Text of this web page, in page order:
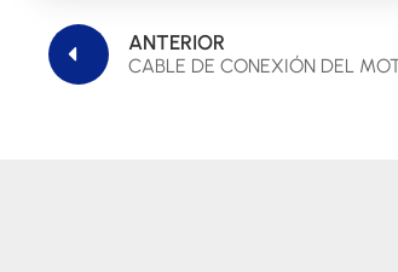
ANTERIOR
CABLE DE CONEXIÓN DEL